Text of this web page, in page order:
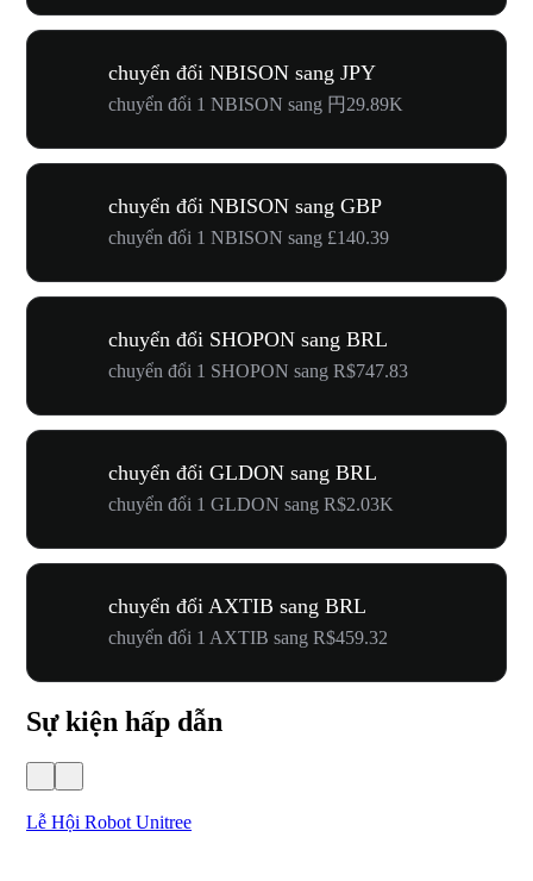
chuyển đổi NBISON sang JPY
chuyển đổi 1 NBISON sang 円29.89K
chuyển đổi NBISON sang GBP
chuyển đổi 1 NBISON sang £140.39
chuyển đổi SHOPON sang BRL
chuyển đổi 1 SHOPON sang R$747.83
chuyển đổi GLDON sang BRL
chuyển đổi 1 GLDON sang R$2.03K
chuyển đổi AXTIB sang BRL
chuyển đổi 1 AXTIB sang R$459.32
Sự kiện hấp dẫn
Lễ Hội Robot Unitree